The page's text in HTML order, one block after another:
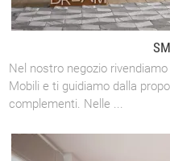
Nel nostro negozio
Mobili e ti guidiamo dalla
complementi. Nelle ...